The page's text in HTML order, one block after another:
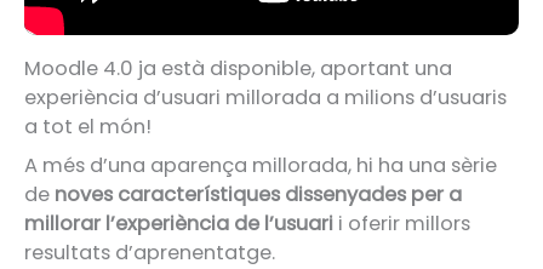
Moodle 4.0 ja està disponible, aportant una
experiència d’usuari millorada a milions d’usuaris
a tot el món!
A més d’una aparença millorada, hi ha una sèrie
de noves característiques dissenyades per a
millorar l’experiència de l’usuari i oferir millors
resultats d’aprenentatge.